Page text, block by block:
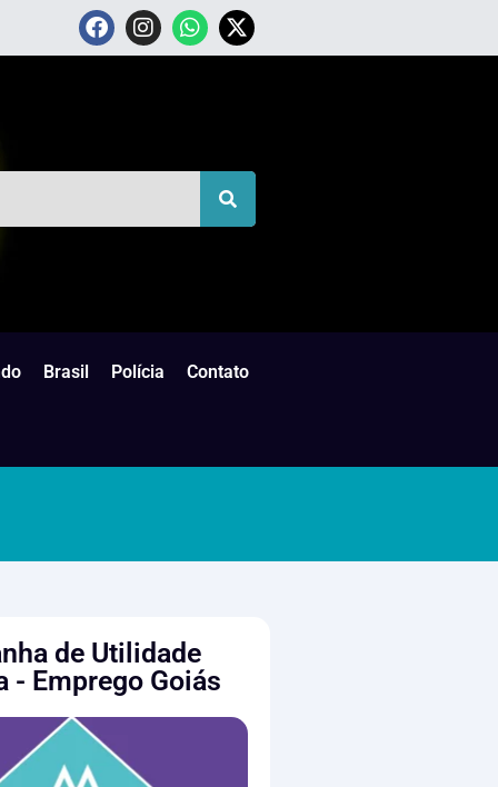
Brasil Polícia Contato
de Utilidade
- Emprego Goiás